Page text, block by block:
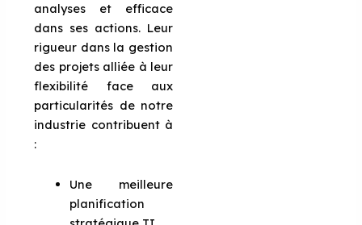
analyses et efficace
dans ses actions. Leur
rigueur dans la gestion
des projets alliée à leur
flexibilité face aux
particularités de notre
industrie contribuent à
:
Une meilleure
planification